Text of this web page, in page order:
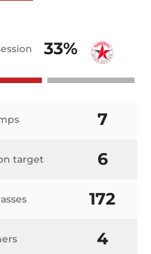
33%
7
target
6
172
4